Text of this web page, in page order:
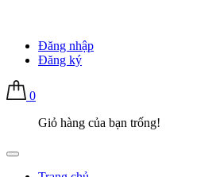
Đăng nhập
Đăng ký
0
Giỏ hàng của bạn trống!